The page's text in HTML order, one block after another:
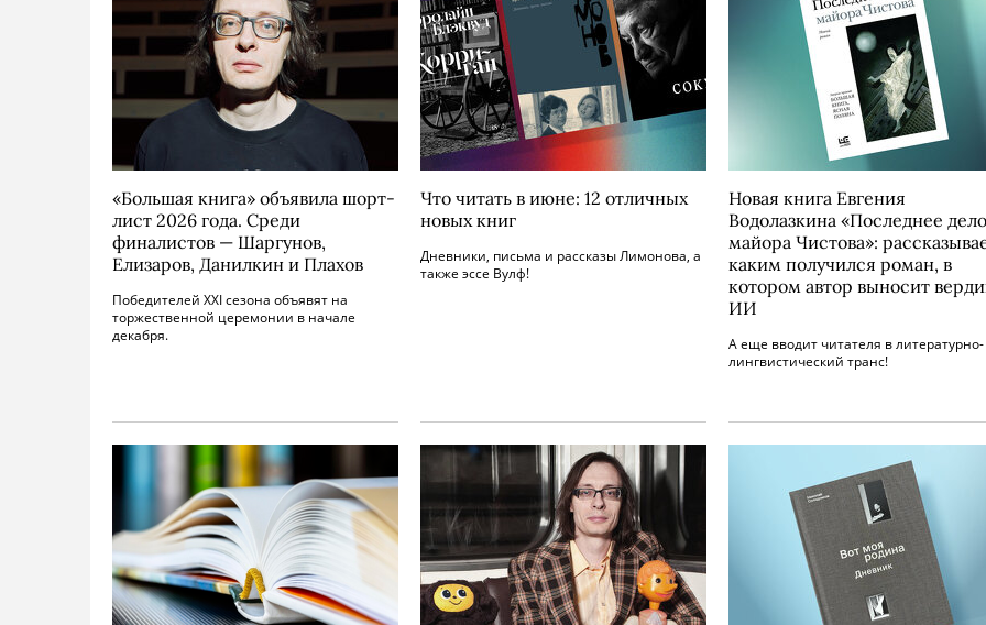
«Большая книга» объявила шорт-
лист 2026 года. Среди
финалистов — Шаргунов,
Елизаров, Данилкин и Плахов
Победителей XXI сезона объявят на
торжественной церемонии в начале
декабря.
Что читать в июне: 12 отличных
новых книг
Дневники, письма и рассказы Лимонова, а
также эссе Вулф!
Новая книга Евгения
Водолазкина «Последнее дело
майора Чистова»:
каким получился роман, в
котором автор выносит
ИИ
А еще вводит читателя в литературно-
лингвистический транс!